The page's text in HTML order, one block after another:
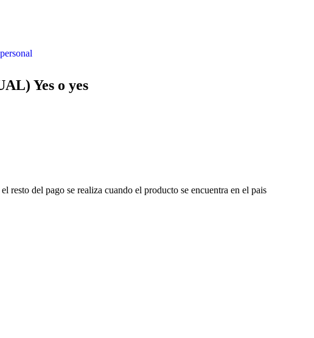
Yes o yes
resto del pago se realiza cuando el producto se encuentra en el pais